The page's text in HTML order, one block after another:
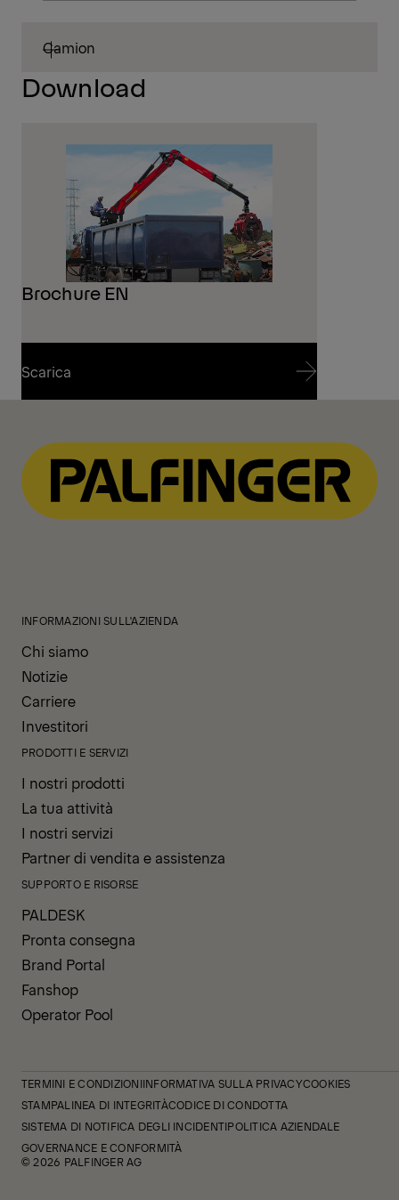
Camion
Download
Brochure EN
Scarica
INFORMAZIONI SULL'AZIENDA
Chi siamo
Notizie
Carriere
Investitori
PRODOTTI E SERVIZI
I nostri prodotti
La tua attività
I nostri servizi
Partner di vendita e assistenza
SUPPORTO E RISORSE
PALDESK
Pronta consegna
Brand Portal
Fanshop
Operator Pool
TERMINI E CONDIZIONIINFORMATIVA SULLA PRIVACYCOOKIES
STAMPALINEA DI INTEGRITÀCODICE DI CONDOTTA
SISTEMA DI NOTIFICA DEGLI INCIDENTIPOLITICA AZIENDALE
GOVERNANCE E CONFORMITÀ
© 2026 PALFINGER AG